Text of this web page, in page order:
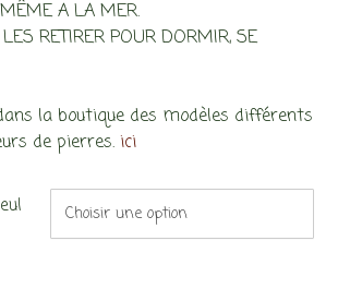
A LA MER.
RETIRER POUR DORMIR, SE
la boutique des modèles différents
de pierres. ici